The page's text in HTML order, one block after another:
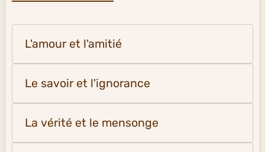
L'amour et l'amitié
Le savoir et l'ignorance
La vérité et le mensonge